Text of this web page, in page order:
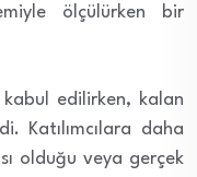
ölçülürken bir
kabul edilirken, kalan
Katılımcılara daha
olduğu veya gerçek